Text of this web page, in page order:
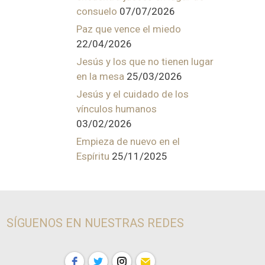
consuelo 07/07/2026
Paz que vence el miedo
22/04/2026
Jesús y los que no tienen lugar
en la mesa 25/03/2026
Jesús y el cuidado de los
vínculos humanos
03/02/2026
Empieza de nuevo en el
Espíritu 25/11/2025
SÍGUENOS EN NUESTRAS REDES